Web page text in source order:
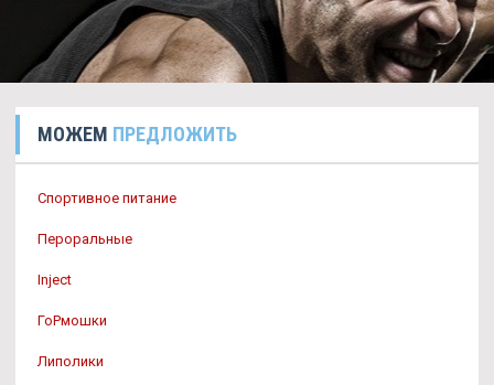
МОЖЕМ ПРЕДЛОЖИТЬ
Спортивное питание
Пероральные
Inject
ГоРмошки
Липолики